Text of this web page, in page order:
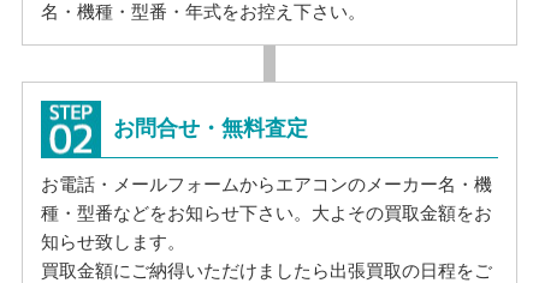
名・機種・型番・年式をお控え下さい。
お問合せ・無料査定
お電話・メールフォームからエアコンのメーカー名・機
種・型番などをお知らせ下さい。大よその買取金額をお
知らせ致します。
買取金額にご納得いただけましたら出張買取の日程をご